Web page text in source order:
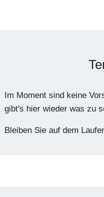
Im Moment sind keine
gibt's hier wieder was zu
Bleiben Sie auf dem